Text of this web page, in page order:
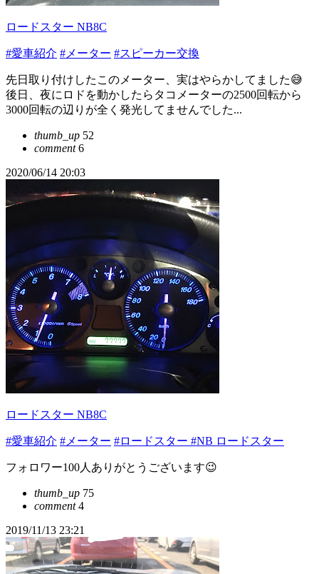
ロードスター NB8C
#愛車紹介 #メーター #スピーカー交換
先日取り付けしたこのメーター、実はやらかしてました😅
後日、夜にロドを動かしたらタコメーターの2500回転から
3000回転の辺りが全く発光してませんでした...
thumb_up 52
comment6
2020/06/14 20:03
ロードスター NB8C
#愛車紹介 #メーター #ロードスター #NB ロードスター
フォロワー100人ありがとうございます😉
thumb_up 75
comment4
2019/11/13 23:21